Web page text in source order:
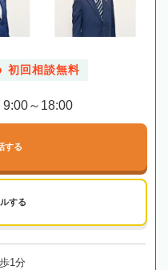
初回相談無料
9:00～18:00
する
する
1分